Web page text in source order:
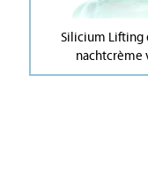
Silicium Lifting
nachtcrème